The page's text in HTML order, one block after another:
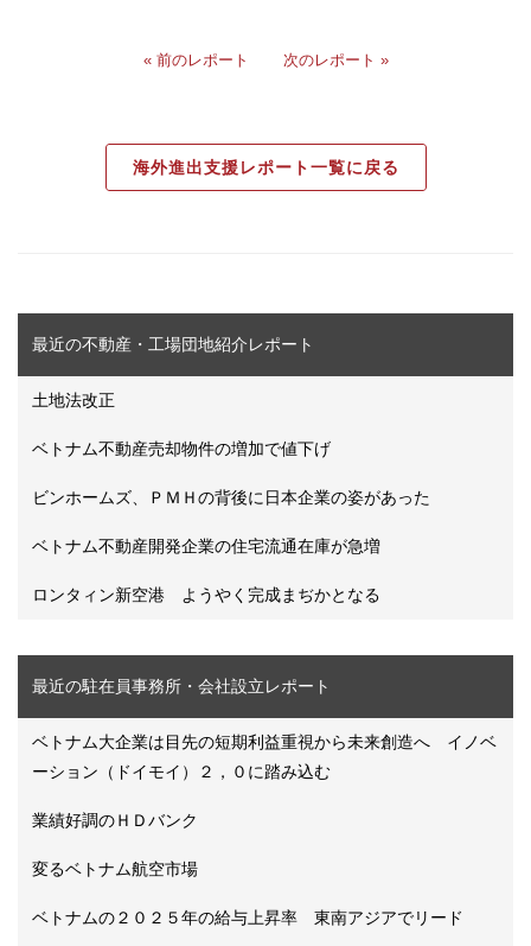
« 前のレポート 次のレポート »
海外進出支援レポート一覧に戻る
最近の不動産・工場団地紹介レポート
土地法改正
ベトナム不動産売却物件の増加で値下げ
ビンホームズ、ＰＭＨの背後に日本企業の姿があった
ベトナム不動産開発企業の住宅流通在庫が急増
ロンタィン新空港 ようやく完成まぢかとなる
最近の駐在員事務所・会社設立レポート
ベトナム大企業は目先の短期利益重視から未来創造へ イノベ
ーション（ドイモイ）２，０に踏み込む
業績好調のＨＤバンク
変るベトナム航空市場
ベトナムの２０２５年の給与上昇率 東南アジアでリード